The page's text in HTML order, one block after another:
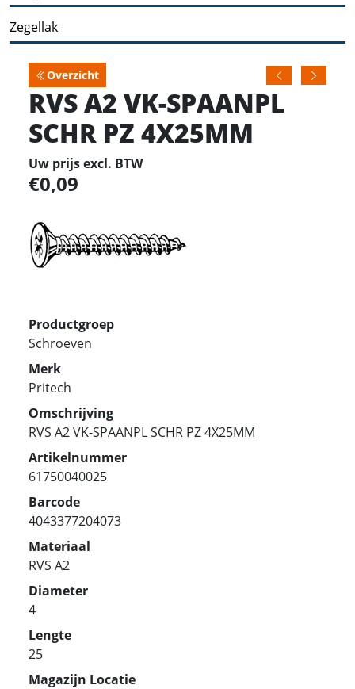
Zegellak
Overzicht
RVS A2 VK-SPAANPL
SCHR PZ 4X25MM
Uw prijs excl. BTW
0,09
Productgroep
Schroeven
Merk
Pritech
Omschrijving
RVS A2 VK-SPAANPL SCHR PZ 4X25MM
Artikelnummer
61750040025
Barcode
4043377204073
Materiaal
RVS A2
Diameter
4
Lengte
25
Magazijn Locatie